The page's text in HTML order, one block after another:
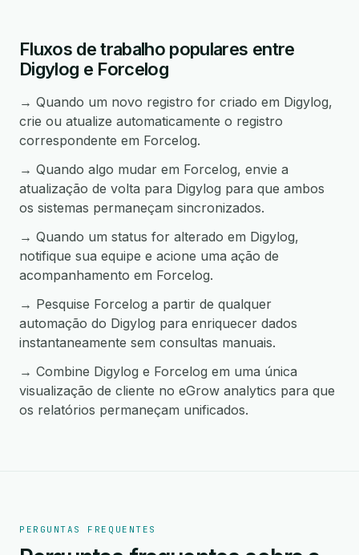
Fluxos de trabalho populares entre
Digylog e Forcelog
→ Quando um novo registro for criado em Digylog,
crie ou atualize automaticamente o registro
correspondente em Forcelog.
→ Quando algo mudar em Forcelog, envie a
atualização de volta para Digylog para que ambos
os sistemas permaneçam sincronizados.
→ Quando um status for alterado em Digylog,
notifique sua equipe e acione uma ação de
acompanhamento em Forcelog.
→ Pesquise Forcelog a partir de qualquer
automação do Digylog para enriquecer dados
instantaneamente sem consultas manuais.
→ Combine Digylog e Forcelog em uma única
visualização de cliente no eGrow analytics para que
os relatórios permaneçam unificados.
PERGUNTAS FREQUENTES